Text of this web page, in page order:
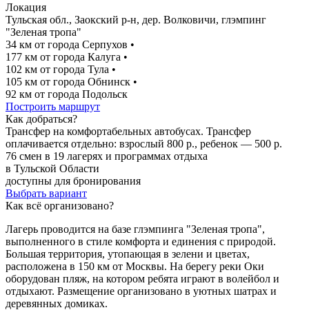
Локация
Тульская обл., Заокский р-н, дер. Волковичи, глэмпинг
"Зеленая тропа"
34 км от города Серпухов •
177 км от города Калуга •
102 км от города Тула •
105 км от города Обнинск •
92 км от города Подольск
Построить маршрут
Как добраться?
Трансфер на комфортабельных автобусах. Трансфер
оплачивается отдельно: взрослый 800 р., ребенок — 500 р.
76 смен в 19 лагерях и программах отдыха
в Тульской Области
доступны для бронирования
Выбрать вариант
Как всё организовано?
Лагерь проводится на базе глэмпинга "Зеленая тропа",
выполненного в стиле комфорта и единения с природой.
Большая территория, утопающая в зелени и цветах,
расположена в 150 км от Москвы. На берегу реки Оки
оборудован пляж, на котором ребята играют в волейбол и
отдыхают. Размещение организовано в уютных шатрах и
деревянных домиках.